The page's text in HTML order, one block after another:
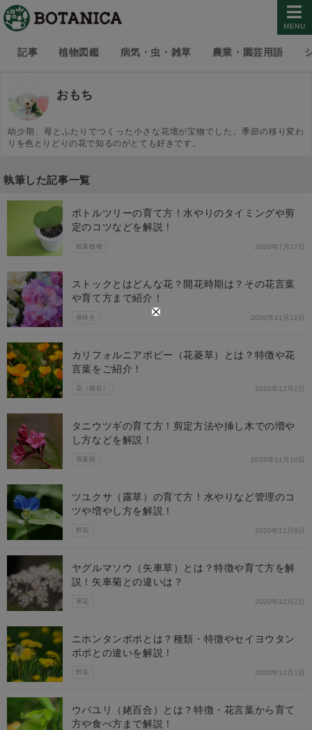
MENU
記事 植物図鑑 病気・虫・雑草 農業・園芸用語
おもち
幼少期、母とふたりでつくった小さな花壇が宝物でした。季節の移り変わ
りを色とりどりの花で知るのがとても好きです。
執筆した記事一覧
観葉植物
ボトルツリーの育て方！水やりのタイミングや剪
定のコツなどを解説！
2020年7月27日
春咲き
ストックとはどんな花？開花時期は？その花言葉
や育て方まで紹介！
2020年11月12日
花（園芸）
カリフォルニアポピー（花菱草）とは？特徴や花
言葉をご紹介！
2020年12月2日
落葉樹
タニウツギの育て方！剪定方法や挿し木での増や
し方などを解説！
2020年11月10日
野花
ツユクサ（露草）の育て方！水やりなど管理のコ
ツや増やし方を解説！
2020年11月8日
草花
ヤグルマソウ（矢車草）とは？特徴や育て方を解
説！矢車菊との違いは？
2020年12月2日
野花
ニホンタンポポとは？種類・特徴やセイヨウタン
ポポとの違いを解説！
2020年12月1日
ウバユリ（姥百合）とは？特徴・花言葉から育て
方や食べ方まで解説！